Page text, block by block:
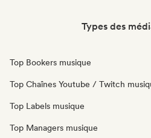
Types des
Top Bookers musique
Top Chaînes Youtube / Twitch
Top Labels musique
Top Managers musique